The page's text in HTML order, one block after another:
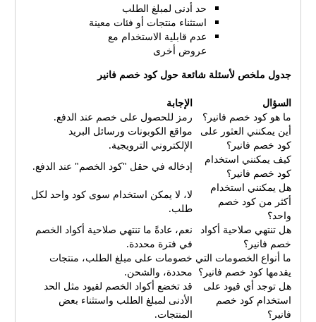
حد أدنى لمبلغ الطلب
استثناء منتجات أو فئات معينة
عدم قابلية الاستخدام مع
عروض أخرى
جدول ملخص لأسئلة شائعة حول كود خصم فانير
السؤال
الإجابة
ما هو كود خصم فانير؟
رمز للحصول على خصم عند الدفع.
أين يمكنني العثور على
كود خصم فانير؟
مواقع الكوبونات ورسائل البريد
الإلكتروني الترويجية.
كيف يمكنني استخدام
كود خصم فانير؟
إدخاله في حقل "كود الخصم" عند الدفع.
هل يمكنني استخدام
أكثر من كود خصم
واحد؟
لا، لا يمكن استخدام سوى كود واحد لكل
طلب.
هل تنتهي صلاحية أكواد
خصم فانير؟
نعم، عادةً ما تنتهي صلاحية أكواد الخصم
في فترة محددة.
ما أنواع الخصومات التي
يقدمها كود خصم فانير؟
خصومات على مبلغ الطلب، منتجات
محددة، والشحن.
هل توجد أي قيود على
استخدام كود خصم
فانير؟
قد تخضع أكواد الخصم لقيود مثل الحد
الأدنى لمبلغ الطلب واستثناء بعض
المنتجات.